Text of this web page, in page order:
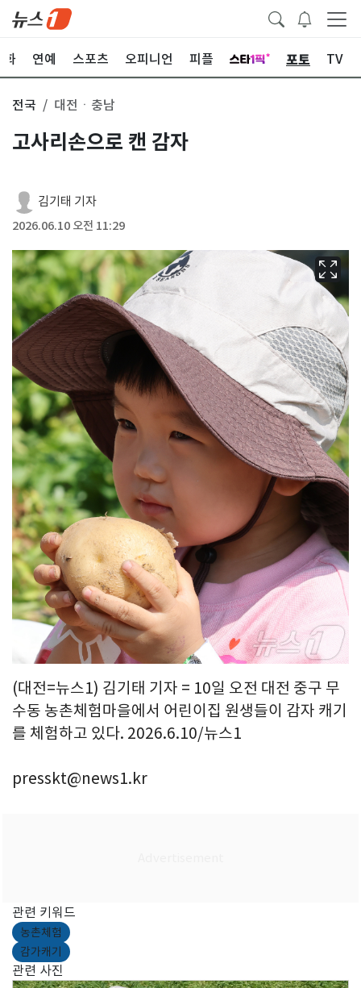
화 연예 스포츠 오피니언 피플 포토 TV
전국 대전ㆍ충남
고사리손으로 캔 감자
김기태 기자
2026.06.10 오전 11:29
(대전=뉴스1) 김기태 기자 = 10일 오전 대전 중구 무
수동 농촌체험마을에서 어린이집 원생들이 감자 캐기
를 체험하고 있다. 2026.6.10/뉴스1
presskt@news1.kr
관련 키워드
농촌체험
감가캐기
관련 사진